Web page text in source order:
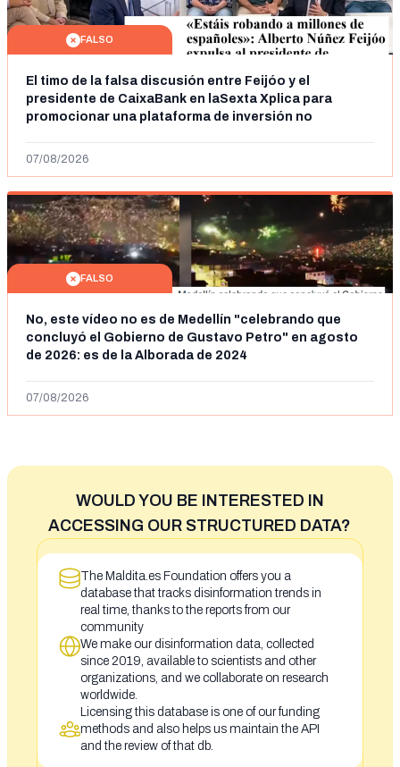
FALSO
El timo de la falsa discusión entre Feijóo y el
presidente de CaixaBank en laSexta Xplica para
promocionar una plataforma de inversión no
07/08/2026
FALSO
No, este vídeo no es de Medellín "celebrando que
concluyó el Gobierno de Gustavo Petro" en agosto
de 2026: es de la Alborada de 2024
07/08/2026
WOULD YOU BE INTERESTED IN
ACCESSING OUR STRUCTURED DATA?
The Maldita.es Foundation offers you a
database that tracks disinformation trends in
real time, thanks to the reports from our
community
We make our disinformation data, collected
since 2019, available to scientists and other
organizations, and we collaborate on research
worldwide.
Licensing this database is one of our funding
methods and also helps us maintain the API
and the review of that db.